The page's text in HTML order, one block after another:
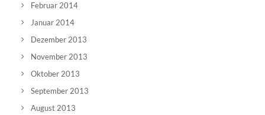
Februar 2014
Januar 2014
Dezember 2013
November 2013
Oktober 2013
September 2013
August 2013